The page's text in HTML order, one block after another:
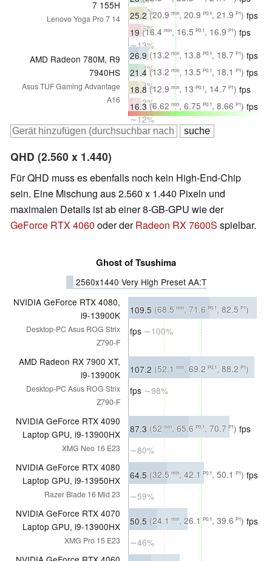
7 155H
Lenovo Yoga Pro 7 14
∼17%
25.2(20.9 min, 20.9 P0.1, 21.9 P1) fps
∼16%
19 (16.4 min, 16.5 P0.1, 16.9 P1) fps
∼13%
AMD Radeon 780M, R9
7940HS
Asus TUF Gaming Advantage
A16
26.9(13.2 min, 13.8 P0.1, 18.7 P1) fps
∼28%
21.4(13.2 min, 13.5 P0.1, 18.1 P1) fps
∼13%
18.8(12.9 min, 13 P0.1, 14.7 P1) fps
∼12%
16.3(6.62 min, 6.75 P0.1, 8.66 P1) fps
∼12%
QHD (2.560 x 1.440)
Für QHD muss es ebenfalls noch kein High-End-Chip
sein. Eine Mischung aus 2.560 x 1.440 Pixeln und
maximalen Details ist ab einer 8-GB-GPU wie der
GeForce RTX 4060 oder derRadeon RX 7600S spielbar.
Ghost of Tsushima
2560x1440 Very High Preset AA:T
NVIDIA GeForce RTX 4080,
i9-13900K
Desktop-PC Asus ROG Strix
Z790-F
109.5 (68.5 min, 71.6 P0.1, 82.5 P1)
fps ∼100%
AMD Radeon RX 7900 XT,
i9-13900K
Desktop-PC Asus ROG Strix
Z790-F
107.2 (52.1 min, 69.2 P0.1, 88.2 P1)
fps ∼98%
NVIDIA GeForce RTX 4090
Laptop GPU, i9-13900HX
XMG Neo 16 E23
87.3 (52 min, 65.6 P0.1, 70.7 P1) fps
∼80%
NVIDIA GeForce RTX 4080
Laptop GPU, i9-13950HX
Razer Blade 16 Mid 23
64.5 (32.5 min, 42.1 P0.1, 50.1 P1) fps
∼59%
NVIDIA GeForce RTX 4070
Laptop GPU, i9-13900HX
XMG Pro 15 E23
50.5 (24.1 min, 26.1 P0.1, 39.6 P1) fps
∼46%